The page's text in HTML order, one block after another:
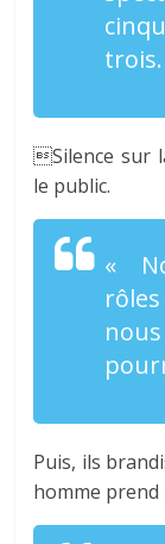
trois.
Silence sur
le public.
«
Puis, ils
homme prend